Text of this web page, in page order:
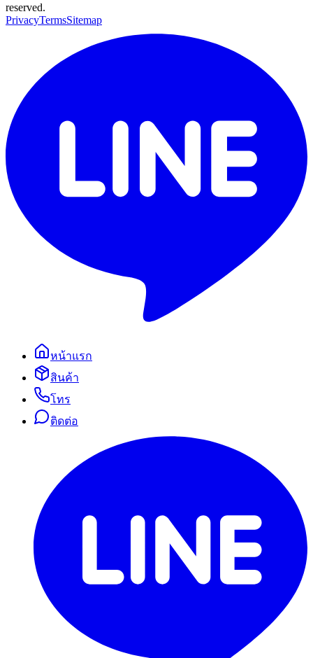
reserved.
PrivacyTermsSitemap
หน้าแรก
สินค้า
โทร
ติดต่อ